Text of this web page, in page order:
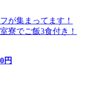
が集まってます！
寮でご飯3食付き！
円